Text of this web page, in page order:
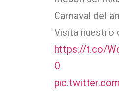
Carnaval del
Visita nuestro
https://t.co/
O